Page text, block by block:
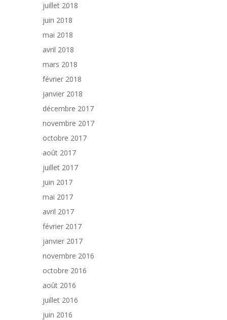
juillet 2018
juin 2018
mai 2018
avril 2018
mars 2018
février 2018
janvier 2018
décembre 2017
novembre 2017
octobre 2017
août 2017
juillet 2017
juin 2017
mai 2017
avril 2017
février 2017
janvier 2017
novembre 2016
octobre 2016
août 2016
juillet 2016
juin 2016